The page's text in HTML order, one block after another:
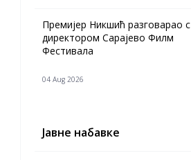
Премијер Никшић разговарао с
директором Сарајево Филм
Фестивала
04 Aug 2026
Јавне набавке